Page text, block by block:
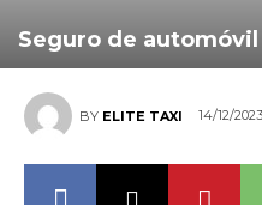
Seguro de
BY ELITE TAXI 14/12/2023